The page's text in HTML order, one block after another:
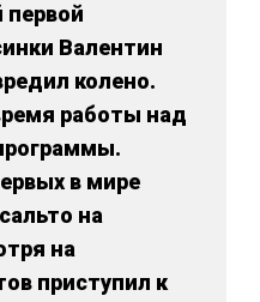
первой
Валентин
колено.
работы над
в мире
на
на
приступил к